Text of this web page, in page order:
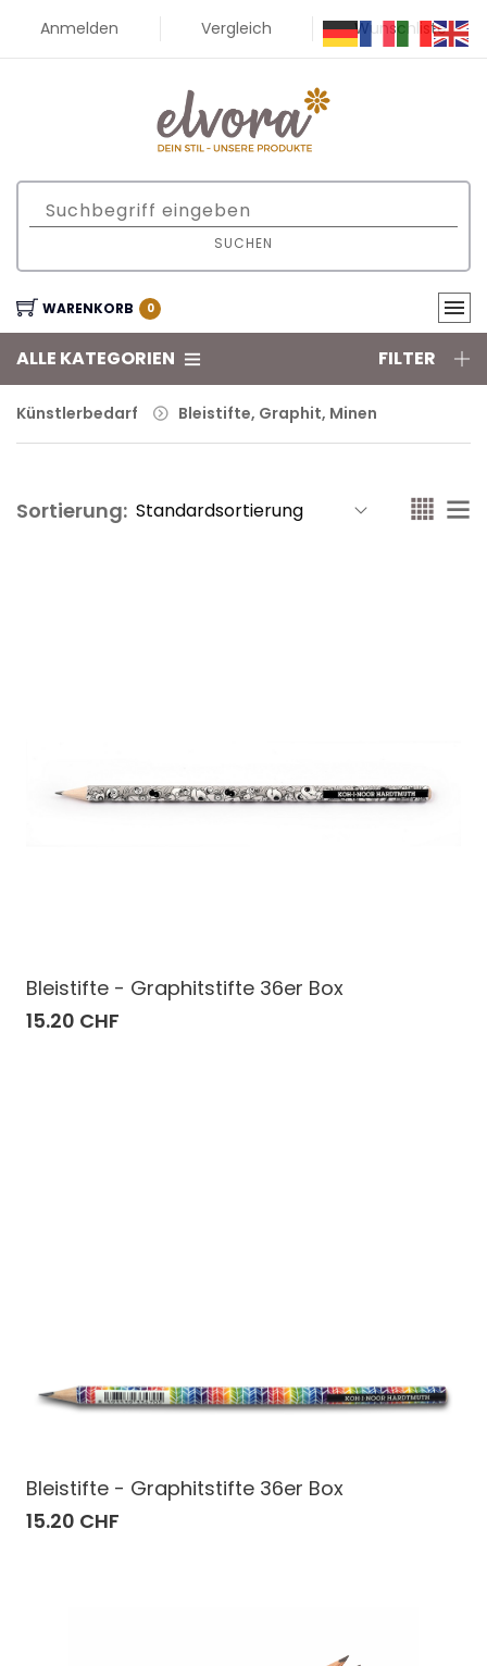
Anmelden Vergleich Wunschliste
SUCHEN
WARENKORB 0
ALLE KATEGORIEN FILTER
Künstlerbedarf Bleistifte, Graphit, Minen
Sortierung:
Bleistifte - Graphitstifte 36er Box
15.20 CHF
Bleistifte - Graphitstifte 36er Box
15.20 CHF